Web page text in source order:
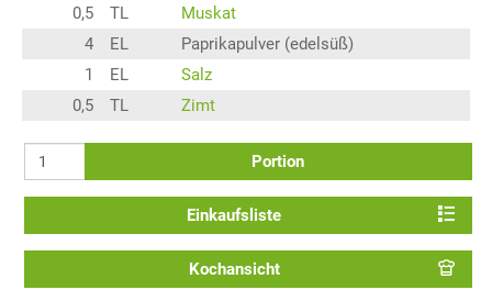
0,5
TL
Muskat
4
EL
Paprikapulver (edelsüß)
1
EL
Salz
0,5
TL Zimt
Portion
Einkaufsliste
Kochansicht